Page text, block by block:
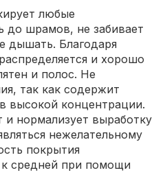
любые
до шрамов, не забивает
дышать. Благодаря
и хорошо
и полос. Не
так как содержит
высокой концентрации.
нормализует выработку
нежелательному
покрытия
к средней при помощи